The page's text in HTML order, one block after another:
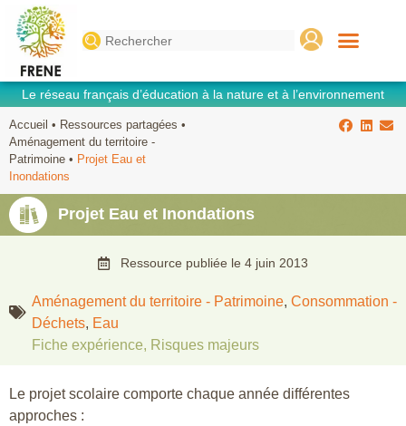
Search
for:
Le réseau français d’éducation à la nature et à l’environnement
Accueil • Ressources partagées •
Aménagement du territoire -
Patrimoine • Projet Eau et
Inondations
Projet Eau et Inondations
Le projet scolaire comporte chaque année différentes
approches :
Ressource publiée le 4 juin 2013
Aménagement du territoire - Patrimoine, Consommation -
Déchets, Eau
Fiche expérience, Risques majeurs